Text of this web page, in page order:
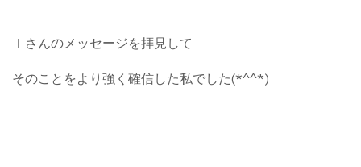
Ｉさんのメッセージを拝見して
そのことをより強く確信した私でした(*^^*)